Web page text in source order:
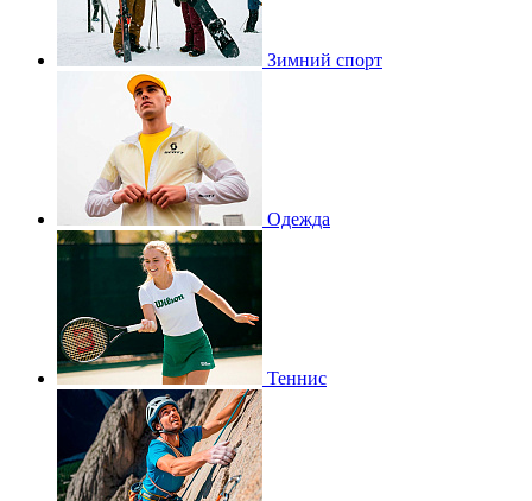
Зимний спорт
Одежда
Теннис